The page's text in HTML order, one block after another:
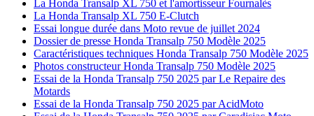
La Honda Transalp XL 750 et l'amortisseur Fournalès
La Honda Transalp XL 750 E-Clutch
Essai longue durée dans Moto revue de juillet 2024
Dossier de presse Honda Transalp 750 Modèle 2025
Caractéristiques techniques Honda Transalp 750 Modèle 2025
Photos constructeur Honda Transalp 750 Modèle 2025
Essai de la Honda Transalp 750 2025 par Le Repaire des
Motards
Essai de la Honda Transalp 750 2025 par AcidMoto